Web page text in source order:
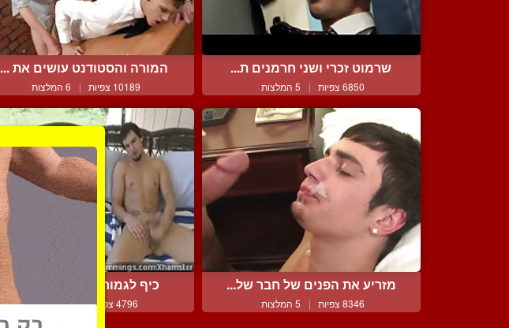
שרמוט זכרי ושני חרמנים ת...
6850 צפיות | 5 המלצות
המורה והסטודנט עושים את ...
10189 צפיות | 6 המלצות
מזריע את הפנים של חבר של...
8346 צפיות | 5 המלצות
כיף לגמור יחד בפסטורליות
4796 צפיות | 1 המלצות